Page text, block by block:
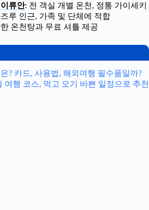
류안: 전 객실 개별 온천, 정통 가이세키
루 인근, 가족 및 단체에 적합
온천탕과 무료 셔틀 제공
? 카드, 사용법, 해외여행 필수품일까?
여행 코스, 먹고 오기 바쁜 일정으로 추천